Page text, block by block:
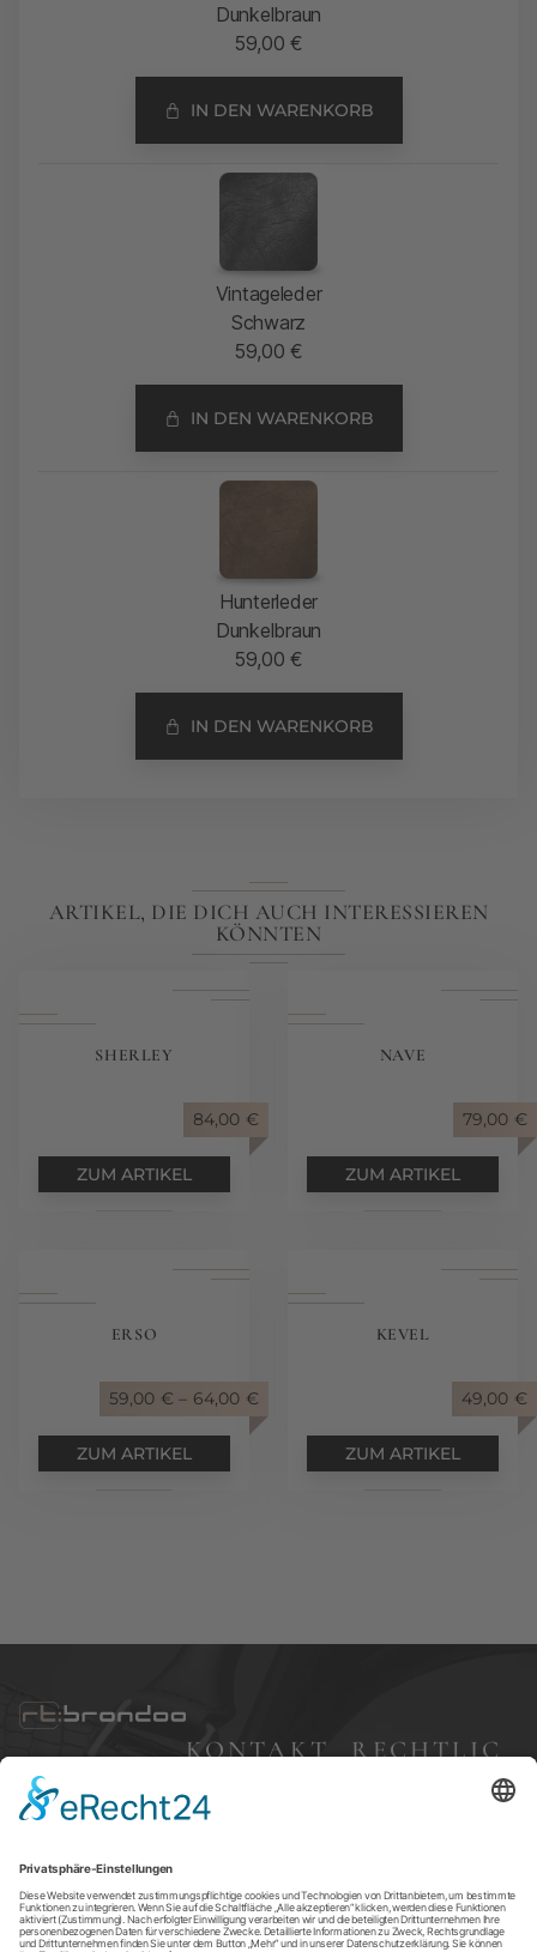
Dunkelbraun
59,00€
IN DEN WARENKORB
Vintageleder
Schwarz
59,00€
IN DEN WARENKORB
Hunterleder
Dunkelbraun
59,00€
IN DEN WARENKORB
ARTIKEL, DIE DICH AUCH INTERESSIEREN
KÖNNTEN
SHERLEY
84,00 €
ZUM ARTIKEL
NAVE
79,00 €
ZUM ARTIKEL
ERSO
59,00 € – 64,00 €
ZUM ARTIKEL
KEVEL
49,00 €
ZUM ARTIKEL
KONTAKT
e
RECHTLIC
Versandkosten
Widerruf